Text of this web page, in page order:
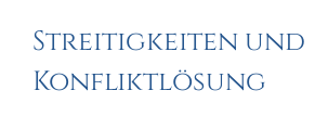
Streitigkeiten und
Konfliktlösung